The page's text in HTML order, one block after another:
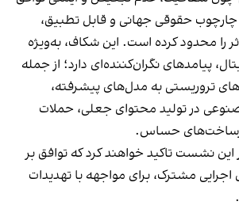
چارچوب حقوقی جهانی و قابل تطبیق،
را محدود کرده است. این شکاف، به‌ویژه
پیامدهای نگران‌کننده‌ای دارد؛ از جمله
تروریستی به مدل‌های پیشرفته،
در تولید محتوای جعلی، حملات
حساس.
نشست تاکید خواهند کرد که توافق بر
اجرایی مشترک، برای مواجهه با تهدیدات